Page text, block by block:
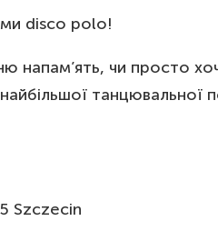
disco polo!
напам’ять, чи просто
танцювальної
Szczecin